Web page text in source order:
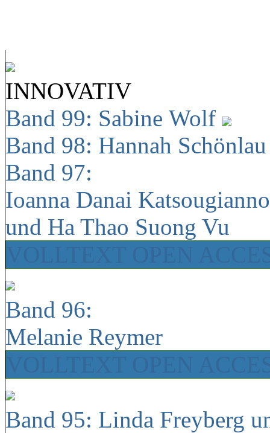
INNOVATIV
Band 99: Sabine Wolf
Band 98: Hannah
Band 97:
Ioanna Danai
und Ha Thao Suong Vu
Band 96:
Melanie Reymer
Band 95: Linda Freyberg